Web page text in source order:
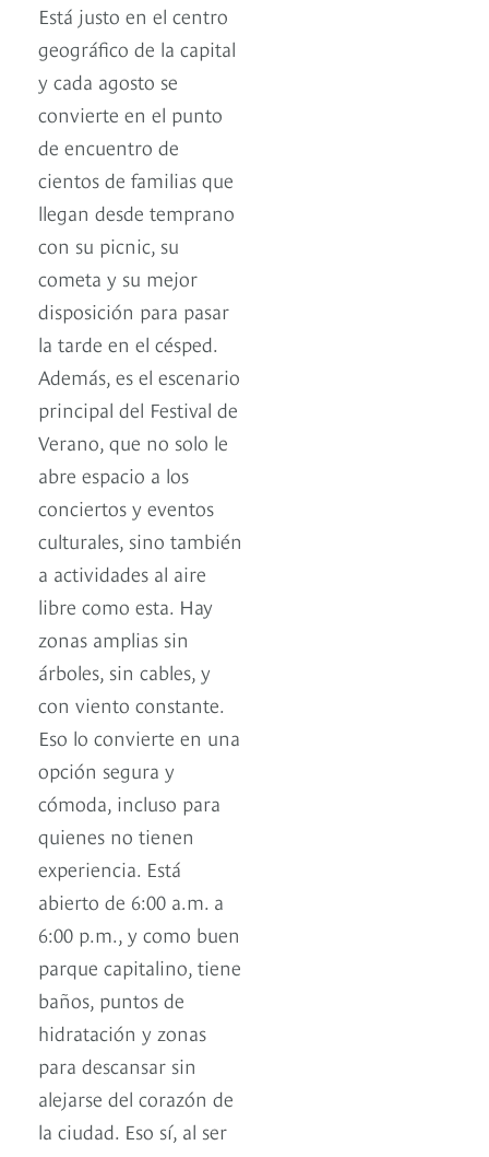
Está justo en el centro
geográfico de la capital
y cada agosto se
convierte en el punto
de encuentro de
cientos de familias que
llegan desde temprano
con su picnic, su
cometa y su mejor
disposición para pasar
la tarde en el césped.
Además, es el escenario
principal del Festival de
Verano, que no solo le
abre espacio a los
conciertos y eventos
culturales, sino también
a actividades al aire
libre como esta. Hay
zonas amplias sin
árboles, sin cables, y
con viento constante.
Eso lo convierte en una
opción segura y
cómoda, incluso para
quienes no tienen
experiencia. Está
abierto de 6:00 a.m. a
6:00 p.m., y como buen
parque capitalino, tiene
baños, puntos de
hidratación y zonas
para descansar sin
alejarse del corazón de
la ciudad. Eso sí, al ser